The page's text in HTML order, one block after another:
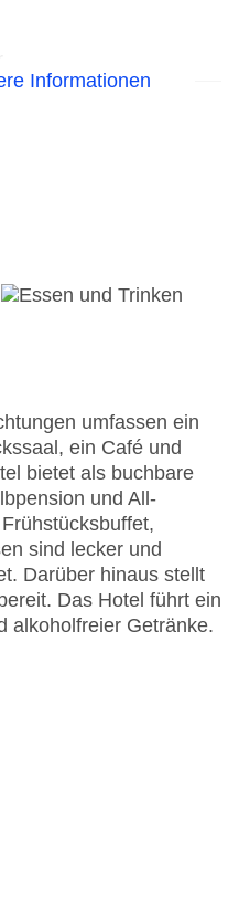
50
Visa
Informationen
umfassen ein
ein Café und
bietet als buchbare
und All-
sind lecker und
Darüber hinaus stellt
Das Hotel führt ein
alkoholfreier Getränke.